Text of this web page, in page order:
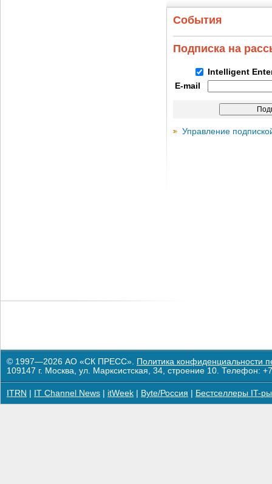
События
Подписка на
Intelligent
E-mail
Управление
© 1997—2026 АО «СК ПРЕСС». Политика конфиденциальности
109147 г. Москва, ул. Марксистская, 34, строение 10. Телефон:
ITRN IT Channel News itWeek Byte/Россия Бестселлеры IT-